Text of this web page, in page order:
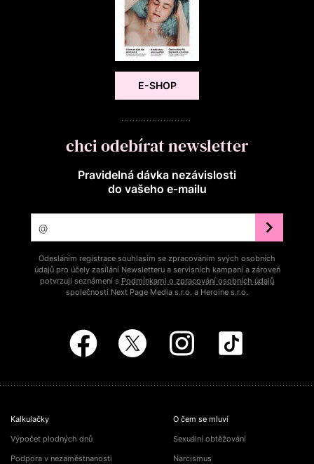
E-SHOP
chci odebírat newsletter
Pravidelná dávka nezávislosti
do vašeho e‑mailu
Odesláním registrace souhlasím se zpracováním svých osobních
údajů pro účely zasílání Newsletteru a servisních kampaní a zároveň
potvrzuji seznámení s Podmínkami o zpracování osobních údajů
společností Next Page Media s.r.o. a Heroine s.r.o.
Kalkulačky
Výpočet plodných dnů
Podpora v nezaměstnanosti
O čem se mluví
Sexuální obtěžování
Narcismus